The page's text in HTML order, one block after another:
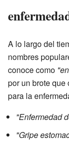
A lo largo del
nombres
conoce como
por un brote que
para la
"Enfermedad
"Gripe